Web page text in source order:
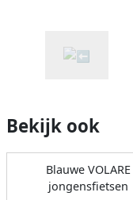
Bekijk ook
Blauwe VOLARE
jongensfietsen